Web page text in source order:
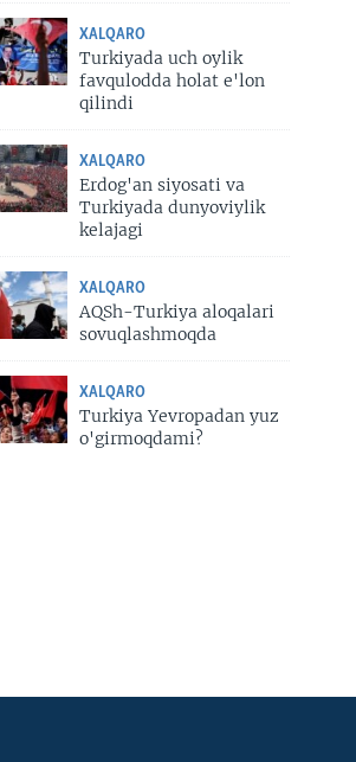
XALQARO
Turkiyada uch oylik
favqulodda holat e'lon
qilindi
XALQARO
Erdog'an siyosati va
Turkiyada dunyoviylik
kelajagi
XALQARO
AQSh-Turkiya aloqalari
sovuqlashmoqda
XALQARO
Turkiya Yevropadan yuz
o'girmoqdami?